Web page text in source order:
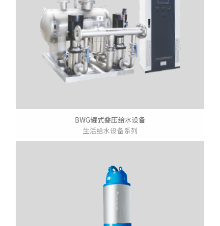
BWG罐式叠压给水设备
生活给水设备系列